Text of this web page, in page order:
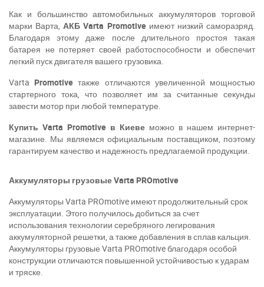
Как и большинство автомобильных аккумуляторов торговой
марки Варта,АКБ Varta Promotiveимеют низкий саморазряд.
Благодаря этому даже после длительного простоя такая
батарея не потеряет своей работоспособности и обеспечит
легкий пуск двигателя вашего грузовика.
Varta Promotive также отличаются увеличенной мощностью
стартерного тока, что позволяет им за считанные секунды
завести мотор при любой температуре.
Купить Varta Promotive в Киеве можно в нашем интернет-
магазине. Мы являемся официальным поставщиком, поэтому
гарантируем качество и надежность предлагаемой продукции.
Аккумуляторы грузовые Varta PROmotive
Аккумуляторы Varta PROmotive имеют продолжительный срок
эксплуатации. Этого получилось добиться за счет
использования технологии серебряного легирования
аккумуляторной решетки, а также добавления в сплав кальция.
Аккумуляторы грузовые Varta PROmotive благодаря особой
конструкции отличаются повышенной устойчивостью к ударам
и тряске.